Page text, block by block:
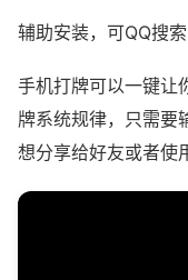
辅助安装，可QQ搜
手机打牌可以一键让
牌系统规律，只需要
想分享给好友或者使